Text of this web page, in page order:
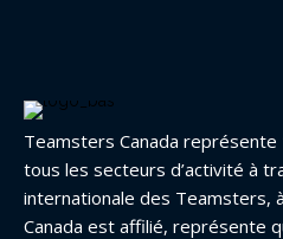
Teamsters Canada
tous les secteurs d’activité à
internationale des Teamsters,
Canada est affilié, représente